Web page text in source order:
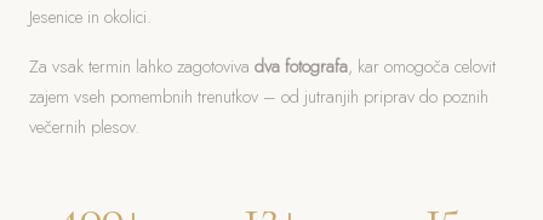
Jesenice in okolici.
Za vsak termin lahko zagotoviva dva fotografa, kar omogoča celovit
zajem vseh pomembnih trenutkov – od jutranjih priprav do poznih
večernih plesov.